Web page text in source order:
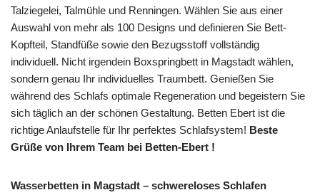
Talziegelei, Talmühle und Renningen. Wählen Sie aus einer
Auswahl von mehr als 100 Designs und definieren Sie Bett-
Kopfteil, Standfüße sowie den Bezugsstoff vollständig
individuell. Nicht irgendein Boxspringbett in Magstadt wählen,
sondern genau Ihr individuelles Traumbett. Genießen Sie
während des Schlafs optimale Regeneration und begeistern Sie
sich täglich an der schönen Gestaltung. Betten Ebert ist die
richtige Anlaufstelle für Ihr perfektes Schlafsystem! Beste
Grüße von Ihrem Team bei Betten-Ebert !
Wasserbetten in Magstadt – schwereloses Schlafen